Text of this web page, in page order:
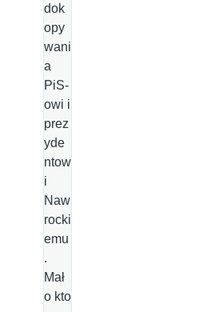
dok
opy
wani
a
PiS-
owi i
prez
yde
ntow
i
Naw
rocki
emu
.
Mał
o kto